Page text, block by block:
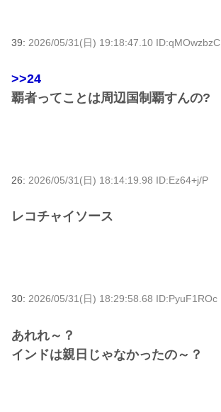
39: 2026/05/31(日) 19:18:47.10 ID:qMOwzbzC
>>24
覇者ってことは周辺国制覇すんの?
26: 2026/05/31(日) 18:14:19.98 ID:Ez64+j/P
レコチャイソース
30: 2026/05/31(日) 18:29:58.68 ID:PyuF1ROc
あれれ～？
インドは親日じゃなかったの～？